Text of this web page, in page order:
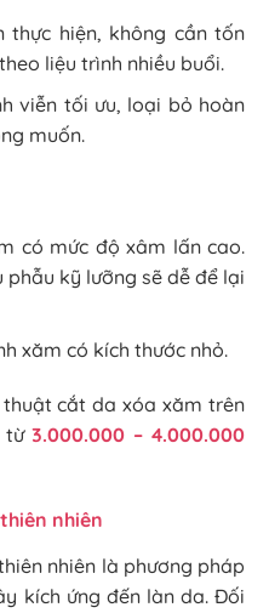
thực hiện, không cần tốn
liệu trình nhiều buổi.
viễn tối ưu, loại bỏ hoàn
muốn.
có mức độ xâm lấn cao.
phẫu kỹ lưỡng sẽ dễ để lại
xăm có kích thước nhỏ.
cắt da xóa xăm trên
từ3.000.000 – 4.000.000
nhiên
nhiên là phương pháp
kích ứng đến làn da. Đối